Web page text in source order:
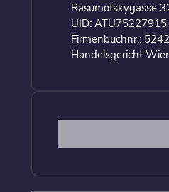
Rasumofskygasse
UID: ATU75227915
Firmenbuchnr.:
Handelsgericht